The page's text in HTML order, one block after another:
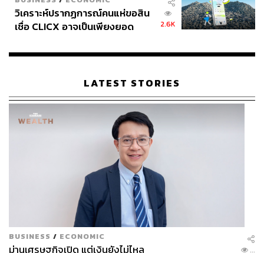
วิเคราะห์ปรากฏการณ์คนแห่ขอสิน
เชื่อ CLICX อาจเป็นเพียงยอด
เรือนไทยที่ถูกซุกไว้
2.6K
LATEST STORIES
BUSINESS / ECONOMIC
ม่านเศรษฐกิจเปิด แต่เงินยังไม่ไหล ...